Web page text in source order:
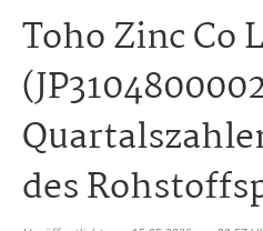
Toho Zinc
des